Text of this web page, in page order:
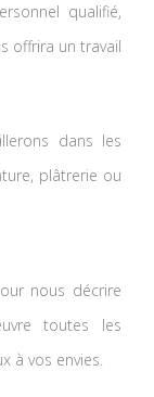
qualifié,
offrira un travail
dans les
plâtrerie ou
nous décrire
toutes les
à vos envies.